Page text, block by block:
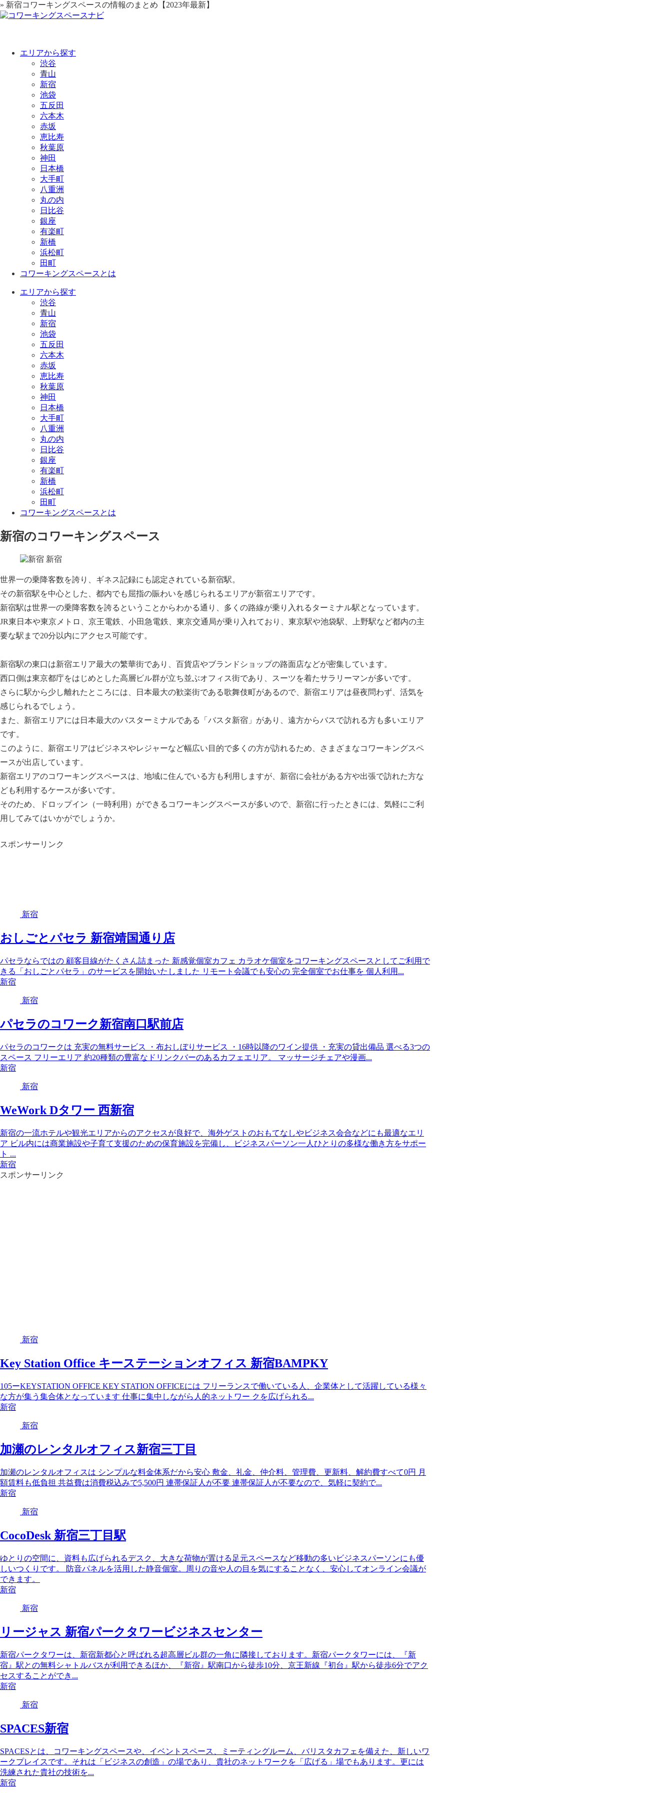
» 新宿コワーキングスペースの情報のまとめ【2023年最新】
エリアから探す
渋谷
青山
新宿
池袋
五反田
六本木
赤坂
恵比寿
秋葉原
神田
日本橋
大手町
八重洲
丸の内
日比谷
銀座
有楽町
新橋
浜松町
田町
コワーキングスペースとは
エリアから探す
渋谷
青山
新宿
池袋
五反田
六本木
赤坂
恵比寿
秋葉原
神田
日本橋
大手町
八重洲
丸の内
日比谷
銀座
有楽町
新橋
浜松町
田町
コワーキングスペースとは
新宿のコワーキングスペース
新宿
世界一の乗降客数を誇り、ギネス記録にも認定されている新宿駅。
その新宿駅を中心とした、都内でも屈指の賑わいを感じられるエリアが新宿エリアです。
新宿駅は世界一の乗降客数を誇るということからわかる通り、多くの路線が乗り入れるターミナル駅となっています。
JR東日本や東京メトロ、京王電鉄、小田急電鉄、東京交通局が乗り入れており、東京駅や池袋駅、上野駅など都内の主
要な駅まで20分以内にアクセス可能です。
新宿駅の東口は新宿エリア最大の繁華街であり、百貨店やブランドショップの路面店などが密集しています。
西口側は東京都庁をはじめとした高層ビル群が立ち並ぶオフィス街であり、スーツを着たサラリーマンが多いです。
さらに駅から少し離れたところには、日本最大の歓楽街である歌舞伎町があるので、新宿エリアは昼夜問わず、活気を
感じられるでしょう。
また、新宿エリアには日本最大のバスターミナルである「バスタ新宿」があり、遠方からバスで訪れる方も多いエリア
です。
このように、新宿エリアはビジネスやレジャーなど幅広い目的で多くの方が訪れるため、さまざまなコワーキングスペ
ースが出店しています。
新宿エリアのコワーキングスペースは、地域に住んでいる方も利用しますが、新宿に会社がある方や出張で訪れた方な
ども利用するケースが多いです。
そのため、ドロップイン（一時利用）ができるコワーキングスペースが多いので、新宿に行ったときには、気軽にご利
用してみてはいかがでしょうか。
スポンサーリンク
新宿
おしごとパセラ 新宿靖国通り店
パセラならではの 顧客目線がたくさん詰まった 新感覚個室カフェ カラオケ個室をコワーキングスペースとしてご利用で
きる「おしごとパセラ」のサービスを開始いたしました リモート会議でも安心の 完全個室でお仕事を 個人利用...
新宿
新宿
パセラのコワーク新宿南口駅前店
パセラのコワークは 充実の無料サービス ・布おしぼりサービス ・16時以降のワイン提供 ・充実の貸出備品 選べる3つの
スペース フリーエリア 約20種類の豊富なドリンクバーのあるカフェエリア。 マッサージチェアや漫画...
新宿
新宿
WeWork Dタワー 西新宿
新宿の一流ホテルや観光エリアからのアクセスが良好で、海外ゲストのおもてなしやビジネス会合などにも最適なエリ
ア ビル内には商業施設や子育て支援のための保育施設を完備し、ビジネスパーソン一人ひとりの多様な働き方をサポー
ト ...
新宿
スポンサーリンク
新宿
Key Station Office キーステーションオフィス 新宿BAMPKY
105ーKEYSTATION OFFICE KEY STATION OFFICEには フリーランスで働いている人、企業体として活躍している様々
な方が集う集合体となっています 仕事に集中しながら人的ネットワー クを広げられる...
新宿
新宿
加瀬のレンタルオフィス新宿三丁目
加瀬のレンタルオフィスは シンプルな料金体系だから安心 敷金、礼金、仲介料、管理費、更新料、解約費すべて0円 月
額賃料も低負担 共益費は消費税込みで5,500円 連帯保証人が不要 連帯保証人が不要なので、気軽に契約で...
新宿
新宿
CocoDesk 新宿三丁目駅
ゆとりの空間に、資料も広げられるデスク、大きな荷物が置ける足元スペースなど移動の多いビジネスパーソンにも優
しいつくりです。 防音パネルを活用した静音個室。周りの音や人の目を気にすることなく、安心してオンライン会議が
できます。
新宿
新宿
リージャス 新宿パークタワービジネスセンター
新宿パークタワーは、新宿新都心と呼ばれる超高層ビル群の一角に隣接しております。新宿パークタワーには、『新
宿』駅との無料シャトルバスが利用できるほか、『新宿』駅南口から徒歩10分、京王新線『初台』駅から徒歩6分でアク
セスすることができ...
新宿
新宿
SPACES新宿
SPACESとは、コワーキングスペースや、イベントスペース、ミーティングルーム、バリスタカフェを備えた、新しいワ
ークプレイスです。それは「ビジネスの創造」の場であり、貴社のネットワークを「広げる」場でもあります。更には
洗練された貴社の技術を...
新宿